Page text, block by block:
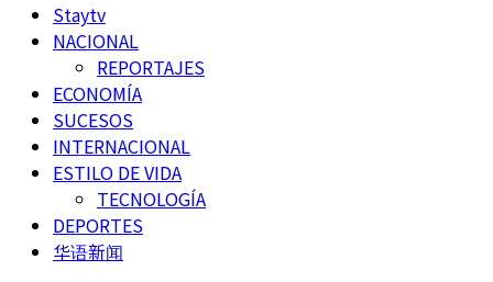
Staytv
NACIONAL
REPORTAJES
ECONOMÍA
SUCESOS
INTERNACIONAL
ESTILO DE VIDA
TECNOLOGÍA
DEPORTES
华语新闻